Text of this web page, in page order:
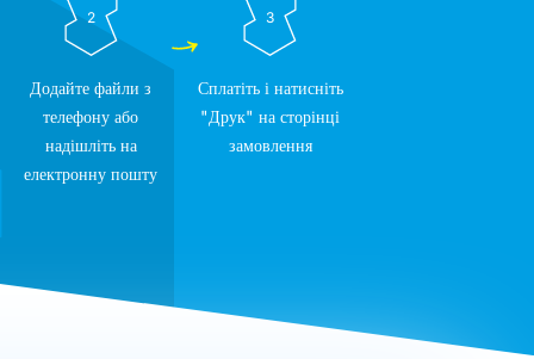
2
Додайте файли з
телефону або
надішліть на
електронну пошту
3
Сплатіть і натисніть
"Друк" на сторінці
замовлення